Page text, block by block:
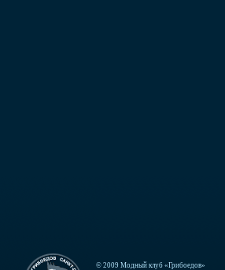
© 2009 Модный клуб «Грибоедов»